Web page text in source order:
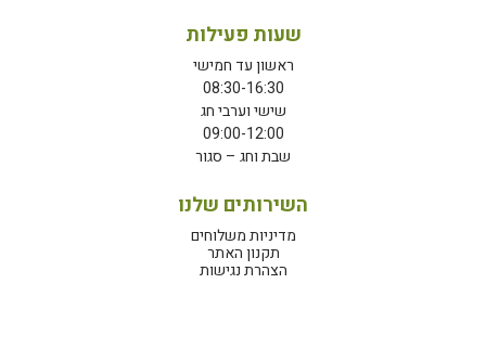
שעות פעילות
ראשון עד חמישי
08:30-16:30
שישי וערבי חג
09:00-12:00
שבת וחג – סגור
השירותים שלנו
מדיניות משלוחים
תקנון האתר
הצהרת נגישות